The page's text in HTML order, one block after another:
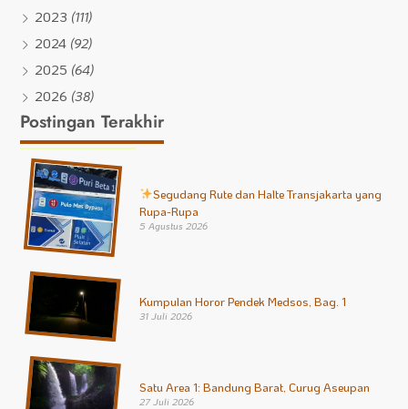
2023 (111)
2024 (92)
2025 (64)
2026 (38)
Postingan Terakhir
Segudang Rute dan Halte Transjakarta yang
Rupa-Rupa
5 Agustus 2026
Kumpulan Horor Pendek Medsos, Bag. 1
31 Juli 2026
Satu Area 1: Bandung Barat, Curug Aseupan
27 Juli 2026